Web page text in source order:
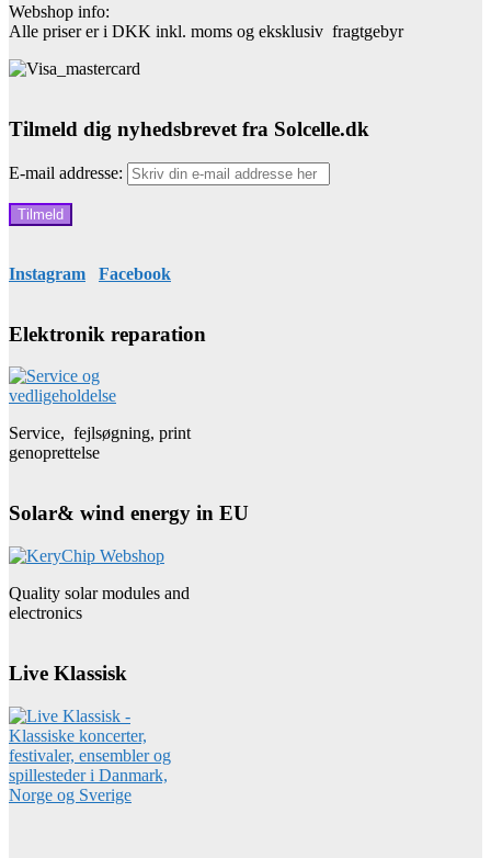
Webshop info:
Alle priser er i DKK inkl. moms og eksklusiv fragtgebyr
Tilmeld dig nyhedsbrevet fra Solcelle.dk
E-mail addresse:
Instagram Facebook
Elektronik reparation
Service, fejlsøgning, print
genoprettelse
Solar& wind energy in EU
Quality solar modules and
electronics
Live Klassisk